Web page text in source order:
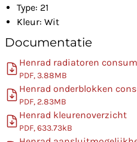
Type: 21
Kleur: Wit
Documentatie
Henrad radiatoren
PDF, 3.88MB
Henrad onderblokken
PDF, 2.83MB
Henrad kleurenoverzicht
PDF, 633.73kB